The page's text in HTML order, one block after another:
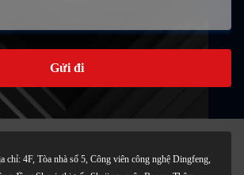
Gửi đi
chỉ: 4F, Tòa nhà số 5, Công viên công nghệ Dingfeng,